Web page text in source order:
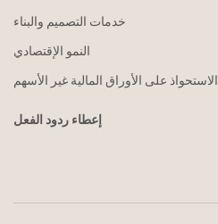
خدمات التصميم والبناء
النمو الإقتصادي
الاستحواذ على الأوراق المالية غير الأسهم
إعطاء ردود الفعل